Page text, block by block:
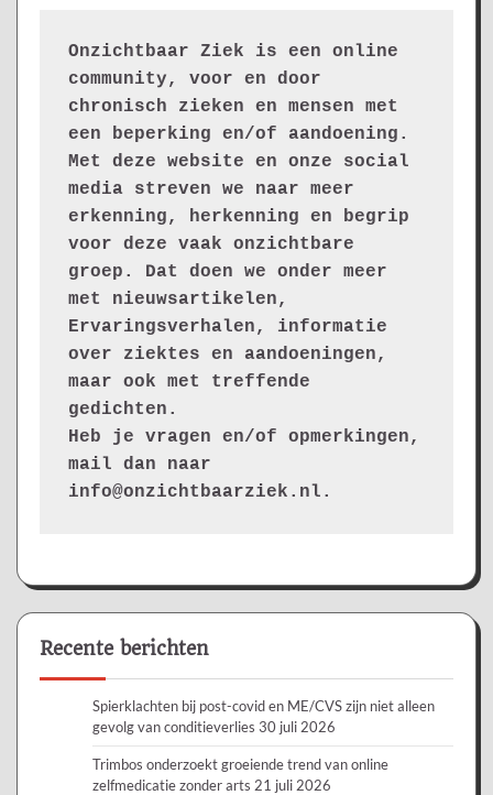
Onzichtbaar Ziek is een online
community, voor en door
chronisch zieken en mensen met
een beperking en/of aandoening.
Met deze website en onze social
media streven we naar meer
erkenning, herkenning en begrip
voor deze vaak onzichtbare
groep. Dat doen we onder meer
met nieuwsartikelen,
Ervaringsverhalen, informatie
over ziektes en aandoeningen,
maar ook met treffende
gedichten.
Heb je vragen en/of opmerkingen,
mail dan naar
info@onzichtbaarziek.nl.
Recente berichten
Spierklachten bij post-covid en ME/CVS zijn niet alleen
gevolg van conditieverlies 30 juli 2026
Trimbos onderzoekt groeiende trend van online
zelfmedicatie zonder arts 21 juli 2026